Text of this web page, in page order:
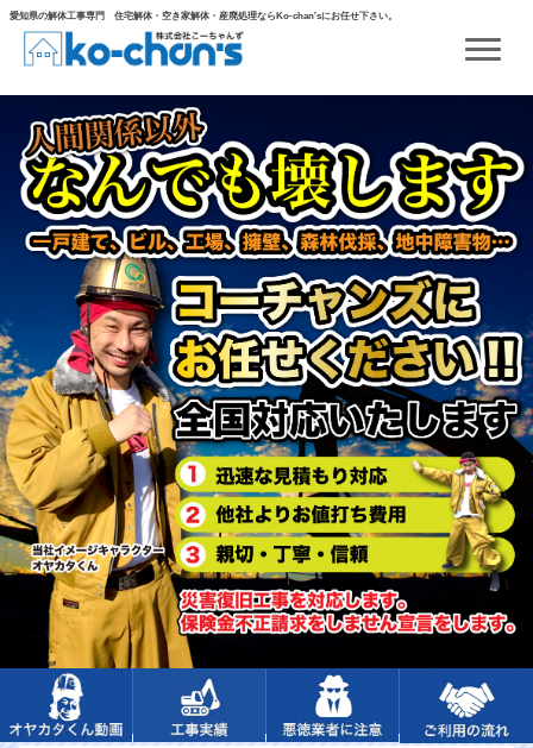
Skip
content
愛知県の解体工事専門 住宅解体・空き家解体・産廃処理ならKo-chan'sにお任せ下さい。